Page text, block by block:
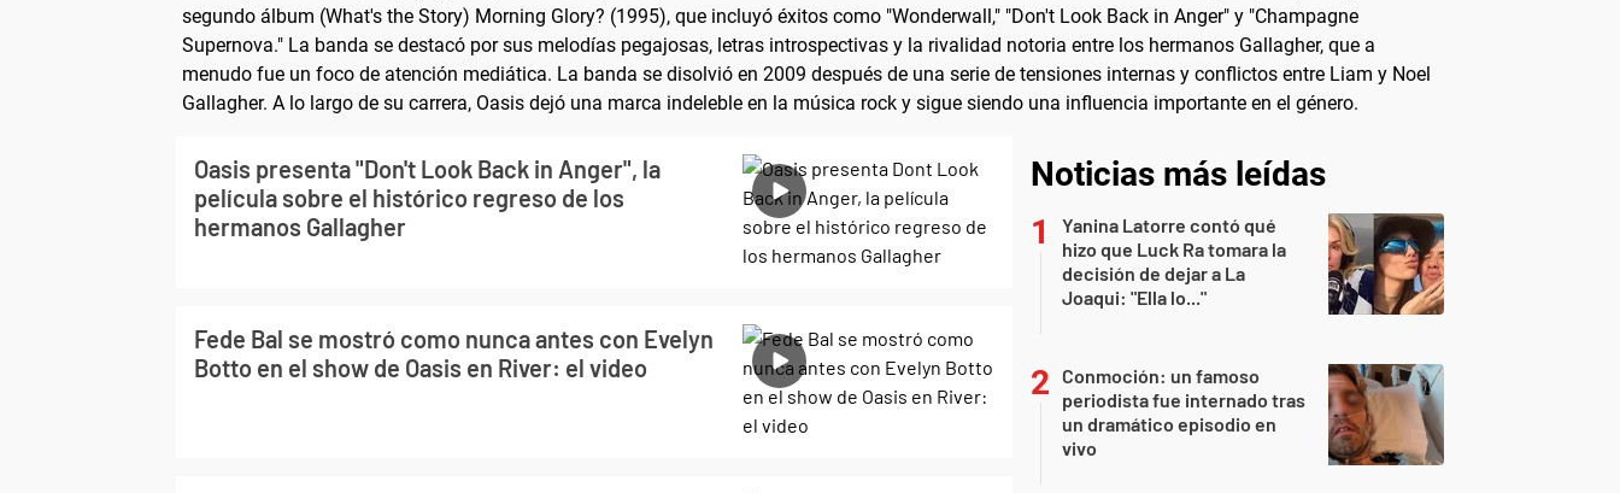
segundo álbum (What's the Story) Morning Glory? (1995), que incluyó éxitos como "Wonderwall," "Don't Look Back in Anger" y "Champagne
Supernova." La banda se destacó por sus melodías pegajosas, letras introspectivas y la rivalidad notoria entre los hermanos Gallagher, que a
menudo fue un foco de atención mediática. La banda se disolvió en 2009 después de una serie de tensiones internas y conflictos entre Liam y Noel
Gallagher. A lo largo de su carrera, Oasis dejó una marca indeleble en la música rock y sigue siendo una influencia importante en el género.
Oasis presenta "Don't Look Back in Anger", la
película sobre el histórico regreso de los
hermanos Gallagher
Fede Bal se mostró como nunca antes con Evelyn
Botto en el show de Oasis en River: el video
Noticias más leídas
Yanina Latorre contó qué
hizo que Luck Ra tomara la
decisión de dejar a La
Joaqui: "Ella lo..."
Conmoción: un famoso
periodista fue internado tras
un dramático episodio en
vivo